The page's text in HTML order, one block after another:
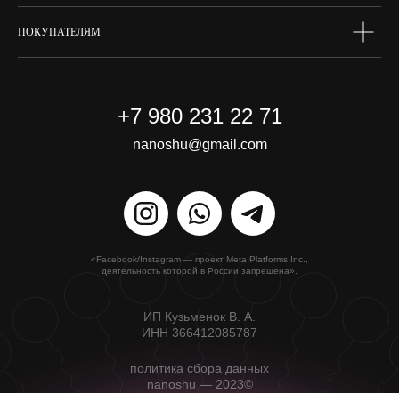
ПОКУПАТЕЛЯМ
«Facebook/Instagram — проект Meta Platforms Inc.,
деятельность которой в России запрещена».
+7 980 231 22 71
nanoshu@gmail.com
ИП Кузьменок В. А.
ИНН 366412085787
политика сбора данных
nanoshu — 2023©